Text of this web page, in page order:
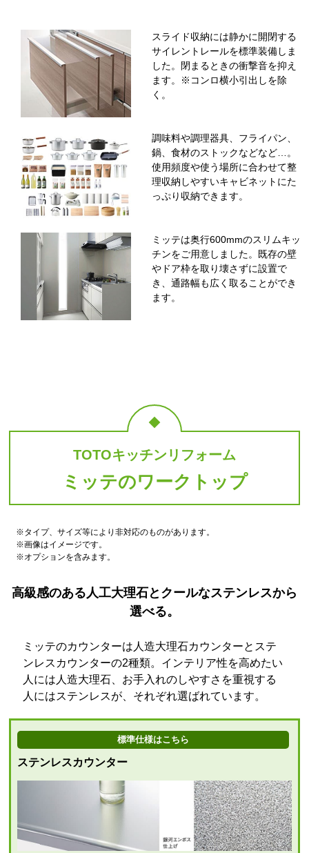
スライド収納には静かに開閉する
サイレントレールを標準装備しま
した。閉まるときの衝撃音を抑え
ます。※コンロ横小引出しを除
く。
調味料や調理器具、フライパン、
鍋、食材のストックなどなど…。
使用頻度や使う場所に合わせて整
理収納しやすいキャビネットにた
っぷり収納できます。
ミッテは奥行600mmのスリムキッ
チンをご用意しました。既存の壁
やドア枠を取り壊さずに設置で
き、通路幅も広く取ることができ
ます。
TOTOキッチンリフォーム
ミッテのワークトップ
※タイプ、サイズ等により非対応のものがあります。
※画像はイメージです。
※オプションを含みます。
高級感のある人工大理石とクールなステンレスから
選べる。
ミッテのカウンターは人造大理石カウンターとステ
ンレスカウンターの2種類。インテリア性を高めたい
人には人造大理石、お手入れのしやすさを重視する
人にはステンレスが、それぞれ選ばれています。
標準仕様はこちら
ステンレスカウンター